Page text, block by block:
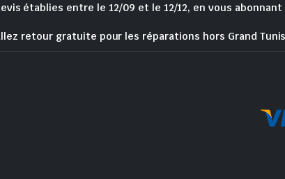
établies entre le 12/09 et le 12/12, en vous
retour gratuite pour les réparations hors Grand Tunis